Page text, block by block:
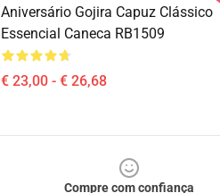
Aniversário Gojira Capuz Clássico
Essencial Caneca RB1509
€ 23,00 - € 26,68
Compre com confiança